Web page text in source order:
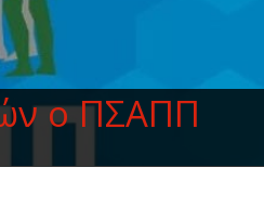
ο ΠΣΑΠΠ